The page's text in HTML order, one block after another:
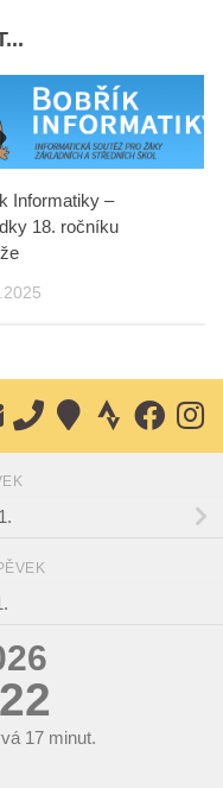
Informatiky –
18. ročníku
17 minut.